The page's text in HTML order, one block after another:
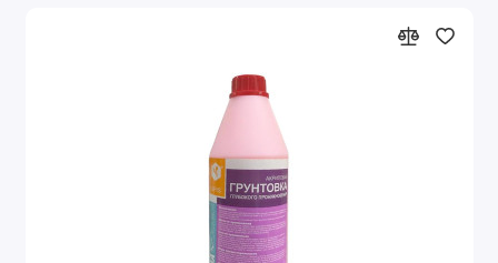
Пиломатериалы и столярные изделия
Металлопрокат, сетки, проволока
Полимерные изделия